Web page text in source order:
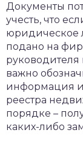
Документы
учесть, что
юридическое
подано на
важно
информация
реестра
порядке –
каких-либо